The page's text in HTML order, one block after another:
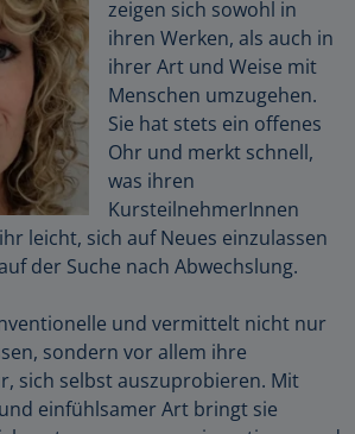
zeigen sich sowohl in
ihren Werken, als auch in
ihrer Art und Weise mit
Menschen umzugehen.
Sie hat stets ein offenes
Ohr und merkt schnell,
was ihren
KursteilnehmerInnen
leicht, sich auf Neues einzulassen
der Suche nach Abwechslung.
und vermittelt nicht nur
sondern vor allem ihre
sich selbst auszuprobieren. Mit
einfühlsamer Art bringt sie